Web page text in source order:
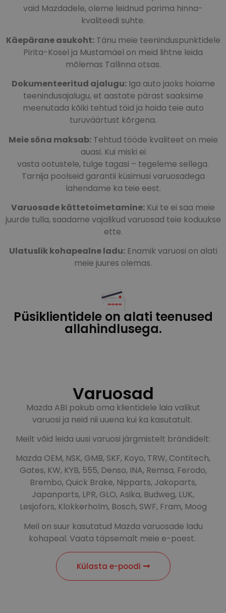
vaid Mazdadele, oleme leidnud parima hinna-
kvaliteedi suhte.
Käepärane asukoht:Tänu meie teeninduspunktidele
Pirita-Kosel ja Mustamäel on meid lihtne leida
mõlemas Tallinna otsas.
Dokumenteeritud ajalugu:Iga auto jaoks hoiame
teenindusajalugu, et aastate pärast saaksime
meenutada kõiki tehtud töid ja hoida teie auto
turuväärtust kõrgena.
Meie sõna maksab:Tehtud tööde kvaliteet on meie
auasi. Kui miski ei
vasta ootustele, tulge tagasi – tegeleme sellega.
Tarnija poolseid garantii küsimusi varuosadega
lahendame ka teie eest.
Varuosade kättetoimetamine: Kui te ei saa meie
juurde tulla, saadame vajalikud varuosad teie koduukse
ette.
Ulatuslik kohapealne ladu:Enamik varuosi on alati
meie juures olemas.
Püsiklientidele on alati teenused
allahindlusega.
Varuosad
Mazda ABI pakub oma klientidele laia valikut
varuosi ja neid nii uuena kui ka kasutatult.
Meilt võid leida uusi varuosi järgmistelt brändidelt:
Mazda OEM, NSK, GMB, SKF, Koyo, TRW, Contitech,
Gates, KW, KYB, 555, Denso, INA, Remsa, Ferodo,
Brembo, Quick Brake, Nipparts, Jakoparts,
Japanparts, LPR, GLO, Asika, Budweg, LUK,
Lesjofors, Klokkerholm, Bosch, SWF, Fram, Moog
Meil on suur kasutatud Mazda varuosade ladu
kohapeal. Vaata täpsemalt meie e-poest.
Külasta e-poodi